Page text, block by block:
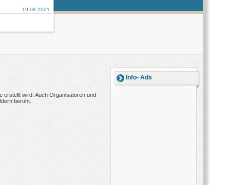
19.08.2021
Info- Ads
erstellt wird. Auch Organisatoren und
beruht.